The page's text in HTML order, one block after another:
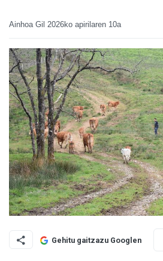
Ainhoa Gil 2026ko apirilaren 10a
Gehitu gaitzazu Googlen